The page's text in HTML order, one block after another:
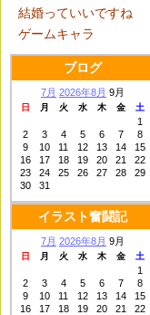
結婚っていいですね
ゲームキャラ
ブログ
7月 2026年8月 9月
日 月 火 水 木 金 土
1
2
3 4 5 6 7
8
9
10 11 12 13 14
15
16
17 18 19 20 21
22
23
24 25 26 27 28
29
30
31
イラスト奮闘記
7月 2026年8月 9月
日 月 火 水 木 金 土
1
2
3 4 5 6 7
8
9
10 11 12 13 14
15
16
17 18 19 20 21
22